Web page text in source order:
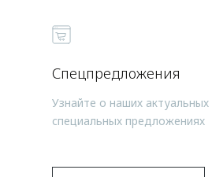
Спецпредложения
Узнайте о наших актуальных
специальных предложениях